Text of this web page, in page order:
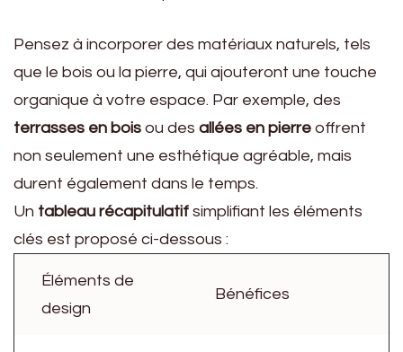
Pensez à incorporer des matériaux naturels, tels
que le bois ou la pierre, qui ajouteront une touche
organique à votre espace. Par exemple, des
terrasses en bois ou des allées en pierre offrent
non seulement une esthétique agréable, mais
durent également dans le temps.
Un tableau récapitulatif simplifiant les éléments
clés est proposé ci-dessous :
Éléments de
design
Bénéfices